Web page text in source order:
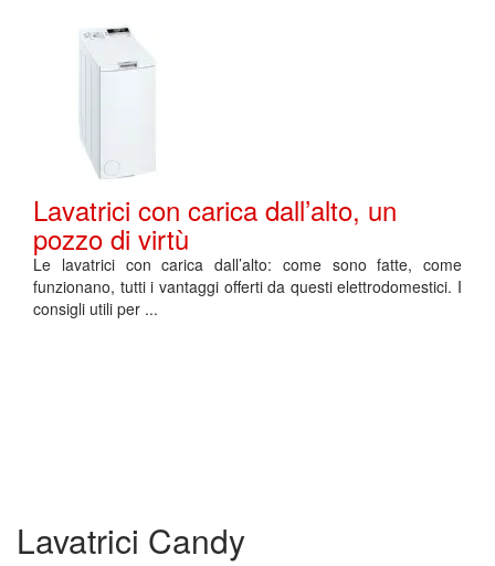
Lavatrici con carica dall’alto, un
pozzo di virtù
Le lavatrici con carica dall’alto: come sono fatte, come
funzionano, tutti i vantaggi offerti da questi elettrodomestici. I
consigli utili per ...
Lavatrici Candy